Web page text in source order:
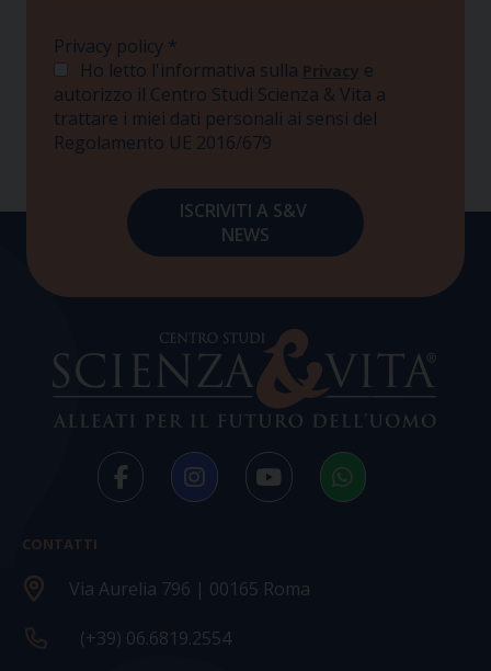
Privacy policy *
Ho letto l'informativa sulla Privacy e
autorizzo il Centro Studi Scienza & Vita a
trattare i miei dati personali ai sensi del
Regolamento UE 2016/679
CONTATTI
Via Aurelia 796 | 00165 Roma
(+39) 06.6819.2554